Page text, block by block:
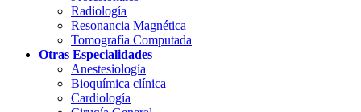
Radiología
Resonancia Magnética
Tomografía Computada
Otras Especialidades
Anestesiología
Bioquímica clínica
Cardiología